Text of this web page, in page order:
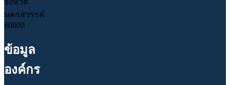
นครสวรรค์
60000
ข้อมูล
องค์กร